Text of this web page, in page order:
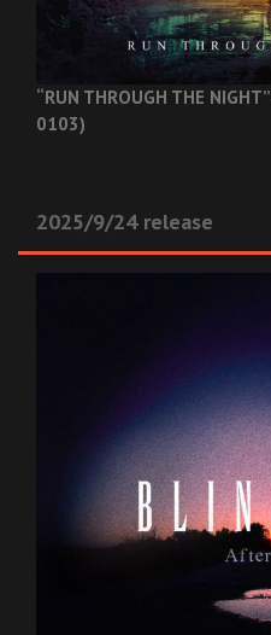
“RUN THROUGH THE NIGHT”
0103)
2025/9/24 release